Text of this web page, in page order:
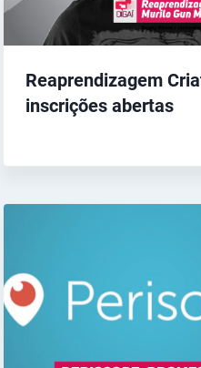
Reaprendizagem
inscrições abertas